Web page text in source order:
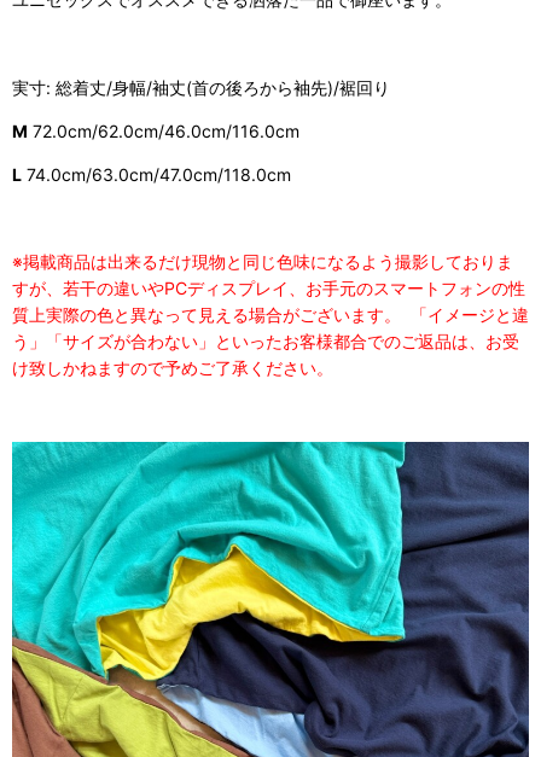
実寸: 総着丈/身幅/袖丈(首の後ろから袖先)/裾回り
M 72.0cm/62.0cm/46.0cm/116.0cm
L 74.0cm/63.0cm/47.0cm/118.0cm
※掲載商品は出来るだけ現物と同じ色味になるよう撮影しておりま
すが、若干の違いやPCディスプレイ、お手元のスマートフォンの性
質上実際の色と異なって見える場合がございます。 「イメージと違
う」「サイズが合わない」といったお客様都合でのご返品は、お受
け致しかねますので予めご了承ください。